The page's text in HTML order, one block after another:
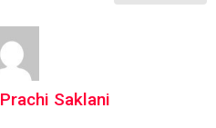
Prachi Saklani